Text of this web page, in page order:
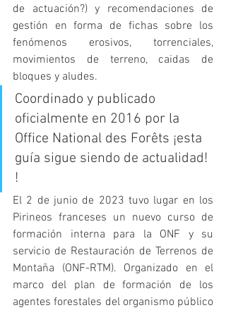
de actuación?) y recomendaciones de
gestión en forma de fichas sobre los
fenómenos erosivos, torrenciales,
movimientos de terreno, caidas de
bloques y aludes.
Coordinado y publicado
oficialmente en 2016 por la
Office National des Forêts ¡esta
guía sigue siendo de actualidad!
!
El 2 de junio de 2023 tuvo lugar en los
Pirineos franceses un nuevo curso de
formación interna para la ONF y su
servicio de Restauración de Terrenos de
Montaña (ONF-RTM). Organizado en el
marco del plan de formación de los
agentes forestales del organismo público